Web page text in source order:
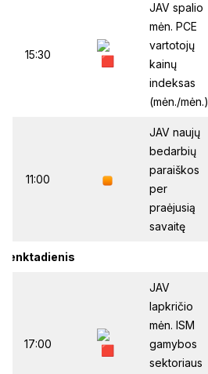
15:30
JAV spalio
mėn. PCE
vartotojų
kainų
indeksas
(mėn./mėn.)
11:00
JAV naujų
bedarbių
paraiškos
per
praėjusią
savaitę
Penktadienis
17:00
JAV
lapkričio
mėn. ISM
gamybos
sektoriaus